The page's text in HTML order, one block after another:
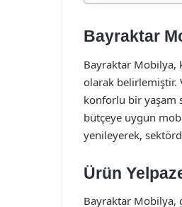
Bayraktar
Bayraktar Mobilya,
olarak belirlemiştir.
konforlu bir yaşam
bütçeye uygun
yenileyerek,
Ürün
Bayraktar Mobilya,